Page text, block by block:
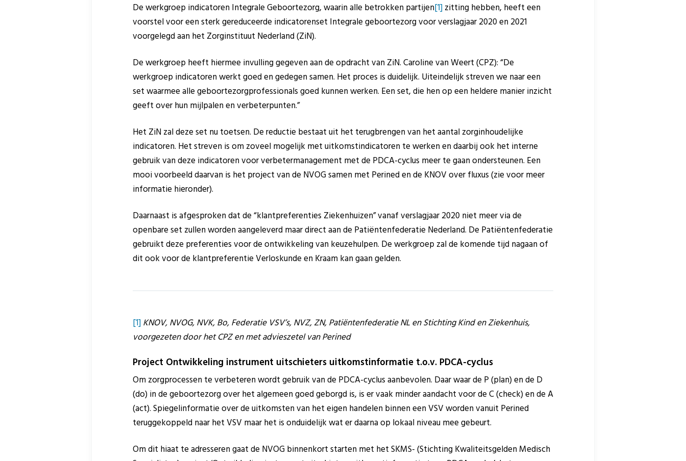
De werkgroep indicatoren Integrale Geboortezorg, waarin alle betrokken partijen[1]zitting hebben, heeft een
voorstel voor een sterk gereduceerde indicatorenset Integrale geboortezorg voor verslagjaar 2020 en 2021
voorgelegd aan het Zorginstituut Nederland (ZiN).
De werkgroep heeft hiermee invulling gegeven aan de opdracht van ZiN. Caroline van Weert (CPZ): “De
werkgroep indicatoren werkt goed en gedegen samen. Het proces is duidelijk. Uiteindelijk streven we naar een
set waarmee alle geboortezorgprofessionals goed kunnen werken. Een set, die hen op een heldere manier inzicht
geeft over hun mijlpalen en verbeterpunten.”
Het ZiN zal deze set nu toetsen. De reductie bestaat uit het terugbrengen van het aantal zorginhoudelijke
indicatoren. Het streven is om zoveel mogelijk met uitkomstindicatoren te werken en daarbij ook het interne
gebruik van deze indicatoren voor verbetermanagement met de PDCA-cyclus meer te gaan ondersteunen. Een
mooi voorbeeld daarvan is het project van de NVOG samen met Perined en de KNOV over fluxus (zie voor meer
informatie hieronder).
Daarnaast is afgesproken dat de “klantpreferenties Ziekenhuizen” vanaf verslagjaar 2020 niet meer via de
openbare set zullen worden aangeleverd maar direct aan de Patiëntenfederatie Nederland. De Patiëntenfederatie
gebruikt deze preferenties voor de ontwikkeling van keuzehulpen. De werkgroep zal de komende tijd nagaan of
dit ook voor de klantpreferentie Verloskunde en Kraam kan gaan gelden.
[1]KNOV, NVOG, NVK, Bo, Federatie VSV’s, NVZ, ZN, Patiëntenfederatie NL en Stichting Kind en Ziekenhuis,
voorgezeten door het CPZ en met advieszetel van Perined
Project Ontwikkeling instrument uitschieters uitkomstinformatie t.o.v. PDCA-cyclus
Om zorgprocessen te verbeteren wordt gebruik van de PDCA-cyclus aanbevolen. Daar waar de P (plan) en de D
(do) in de geboortezorg over het algemeen goed geborgd is, is er vaak minder aandacht voor de C (check) en de A
(act). Spiegelinformatie over de uitkomsten van het eigen handelen binnen een VSV worden vanuit Perined
teruggekoppeld naar het VSV maar het is onduidelijk wat er daarna op lokaal niveau mee gebeurt.
Om dit hiaat te adresseren gaat de NVOG binnenkort starten met het SKMS- (Stichting Kwaliteitsgelden Medisch